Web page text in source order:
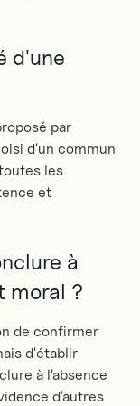
d'une
par
d'un commun
les
et
à
moral ?
de confirmer
d'établir
à l'absence
d'autres